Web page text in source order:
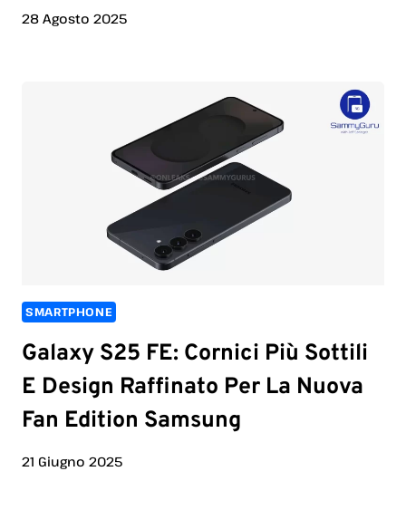
28 Agosto 2025
SMARTPHONE
Galaxy S25 FE: Cornici Più Sottili
E Design Raffinato Per La Nuova
Fan Edition Samsung
21 Giugno 2025